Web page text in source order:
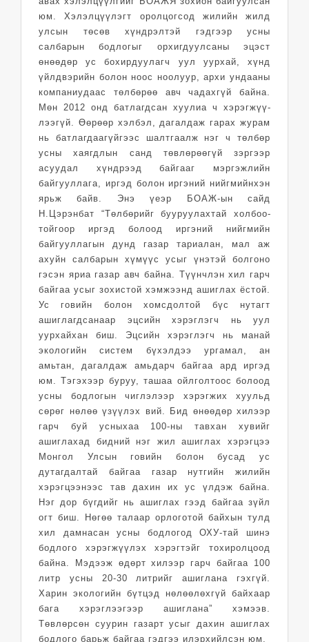
юм. Хэлэлцүүлэгт оролцогсод жилийн жилд
улсын тө­сөв хүндрэлтэй гэдгээр усны
салбарын бодлогыг орхигдуулсаны эцэст
өнөөдөр ус бохирдуулагч уул уурхай, хүнд
үйлд­вэрийн болон ноос ноолуур, архи ундааны
компаниудаас төлбөрөө авч ча­дахгүй байна.
Мөн 2012 онд бат­лагд­сан хуулиа ч хэрэг­жүү­
лээгүй. Өөрөөр хэлбэл, дагал­даж гарах журам
нь батлагдаагүйгээс шалтгаалж нэг ч төлбөр
усны хаягдлын санд төв­лө­рөөгүй зэргээр
асуудал хүн­дрээд байгааг мэр­гэжлийн
байгууллага, иргэд болон иргэний нийгмийнхэн
ярьж байв. Энэ үеэр БОАЖ-ын сайд
Н.Цэрэнбат “Төлбөрийг бууруулахтай хол­б­оо­
той­гоор иргэд бо­лоод ир­гэний нийгмийн
байгууллагын дунд газар тариалан, мал аж
ахуйн салбарын хүмүүс усыг үнэтэй болгоно
гэсэн яриа газар авч байна. Түүнчлэн хил гарч
байгаа усыг зохистой хэмжээнд ашиглах ёстой.
Ус говийн болон хомсдолтой бүс нутагт
ашиглагдсанаар эцсийн хэрэглэгч нь уул
уурхайхан биш. Эцсийн хэрэглэгч нь манай
экологийн систем бүхэлдээ ургамал, ан
амьтан, дагалдаж амьдарч байгаа ард иргэд
юм. Тэгэхээр буруу, ташаа ойлголтоос болоод
усны бод­логын чиглэлээр хэрэгжих хуульд
сөрөг нөлөө үзүүлэх вий. Бид өнөө­дөр хилээр
гарч буй усныхаа 100-ны тав­хан хувийг
ашиглахад бидний нэг жил ашиглах хэрэгцээ
Монгол Улсын говийн болон бусад ус
дутагдалтай байгаа газар нутгийн жилийн
хэрэгцээнээс тав дахин их ус үлдэж байна.
Нэг дор бүгдийг нь ашиглах гээд байгаа зүйл
огт биш. Нөгөө талаар орлоготой байхын тулд
хил дамнасан усны бодлогод ОХУ-тай шинэ
бодлого хэрэгжүүлэх хэрэгтэйг тохиролцоод
байна. Мэдээж өдөрт хилээр гарч байгаа 100
литр усны 20-30 литрийг ашиглана гэхгүй.
Харин эко­логийн бүтцэд нөлөөлөхгүй байхаар
бага хэрэглээгээр ашиглана” хэмээв.
Төвлөрсөн суурин газарт усыг дахин ашиглах
бод­лого барьж байгаа гэдгээ илэрхийлсэн юм.